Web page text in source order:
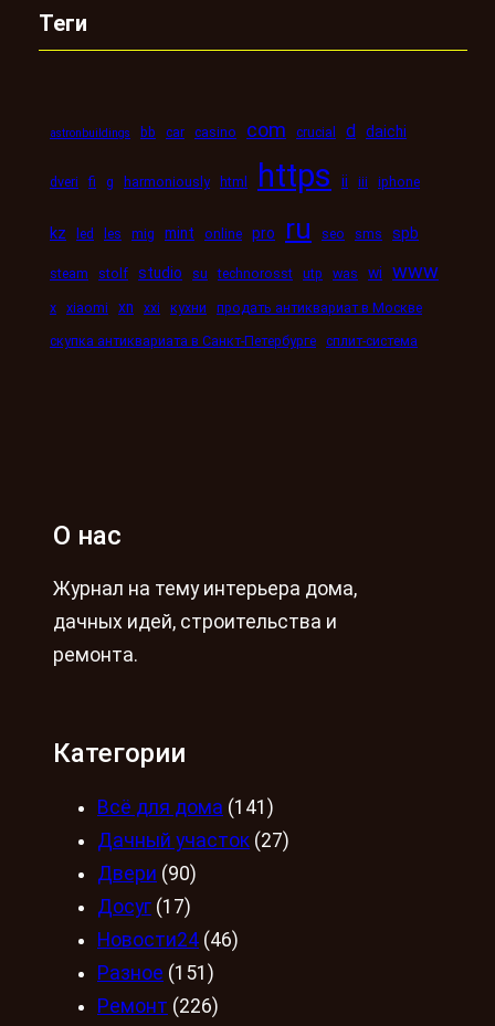
Теги
astronbuildings bb car casino com crucial d daichi
dveri fi g harmoniously html https ii iii iphone
kz led les mig mint online pro ru seo sms spb
steam stolf studio su technorosst utp was wi www
x xiaomi xn xxi кухни
продать антиквариат в Москве
скупка антиквариата в Санкт-Петербурге сплит-система
О нас
Журнал на тему интерьера дома,
дачных идей, строительства и
ремонта.
Категории
Всё для дома (141)
Дачный участок (27)
Двери (90)
Досуг (17)
Новости24 (46)
Разное (151)
Ремонт (226)